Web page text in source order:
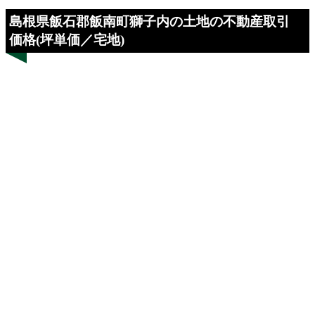
島根県飯石郡飯南町獅子内の土地の不動産取引
価格(坪単価／宅地)